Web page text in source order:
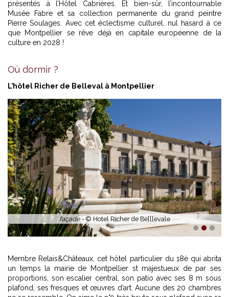
présentés à l’Hôtel Cabrières. Et bien-sûr, l’incontournable
Musée Fabre et sa collection permanente du grand peintre
Pierre Soulages. Avec cet éclectisme culturel, nul hasard à ce
que Montpellier se rêve déjà en capitale européenne de la
culture en 2028 !
Où dormir ?
L’hôtel Richer de Belleval à Montpellier
façade - © Hotel Richer de Belllevale
1 2 3
Membre Relais&Châteaux, cet hôtel particulier du 18è qui abrita
un temps la mairie de Montpellier st majestueux de par ses
proportions, son escalier central, son patio avec ses 8 m sous
plafond, ses fresques et œuvres d’art. Aucune des 20 chambres